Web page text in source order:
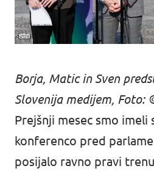
Borja, Matic in Sven
Slovenija medijem, Foto:
Prejšnji mesec smo
konferenco pred
posijalo ravno pravi